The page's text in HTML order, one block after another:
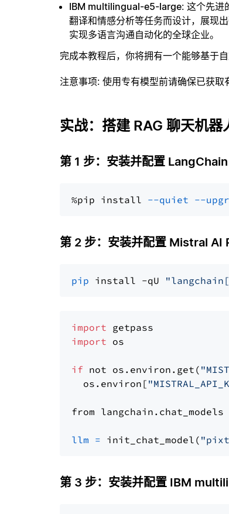
IBM multilingual-e5-large: 这个先进
翻译和情感分析等任务而设计，展现
实现多语言沟通自动化的全球企业。
完成本教程后，你将拥有一个能够基于
注意事项: 使用专有模型前请确保已获取
实战：搭建 RAG 聊天机器
第 1 步：安装并配置 LangChain
%pip install --quiet --
第 2 步：安装并配置 Mistral AI
pip install -qU
import
import os
if not os.environ.get(
  os.environ[
from langchain.chat_models
llm = init_chat_model(
第 3 步：安装并配置 IBM